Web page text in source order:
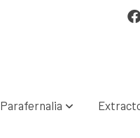
Parafernalia